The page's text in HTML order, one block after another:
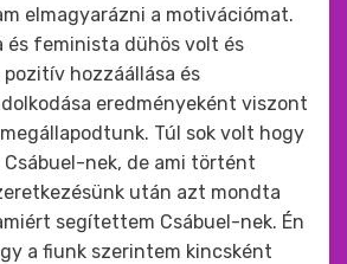
elmagyarázni a motivációmat.
és feminista dühös volt és
hozzáállása és
eredményeként viszont
Túl sok volt hogy
nek, de ami történt
után azt mondta
segítettem Csábuel-nek. Én
a fiunk szerintem kincsként